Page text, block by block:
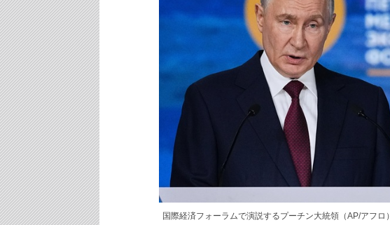
国際経済フォーラムで演説するプーチン大統領（AP/アフロ）